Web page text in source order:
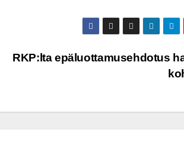
RKP:lta epäluottamusehdotus